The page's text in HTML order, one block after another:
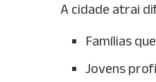
A cidade atrai
Famílias
Jovens